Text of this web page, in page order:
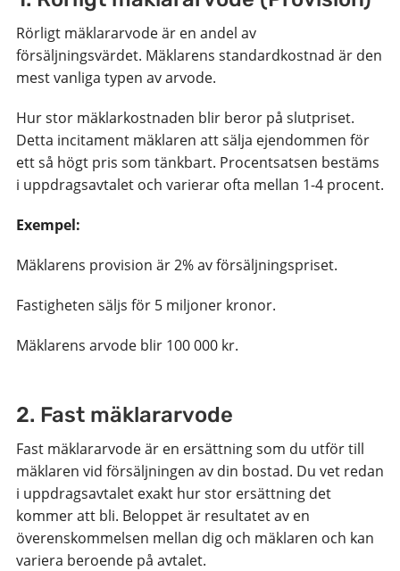
Rörligt mäklararvode är en andel av
försäljningsvärdet. Mäklarens standardkostnad är den
mest vanliga typen av arvode.
Hur stor mäklarkostnaden blir beror på slutpriset.
Detta incitament mäklaren att sälja ejendommen för
ett så högt pris som tänkbart. Procentsatsen bestäms
i uppdragsavtalet och varierar ofta mellan 1-4 procent.
Exempel:
Mäklarens provision är 2% av försäljningspriset.
Fastigheten säljs för 5 miljoner kronor.
Mäklarens arvode blir 100 000 kr.
2. Fast mäklararvode
Fast mäklararvode är en ersättning som du utför till
mäklaren vid försäljningen av din bostad. Du vet redan
i uppdragsavtalet exakt hur stor ersättning det
kommer att bli. Beloppet är resultatet av en
överenskommelsen mellan dig och mäklaren och kan
variera beroende på avtalet.